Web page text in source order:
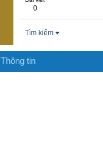
0
Tìm kiếm
Thông tin